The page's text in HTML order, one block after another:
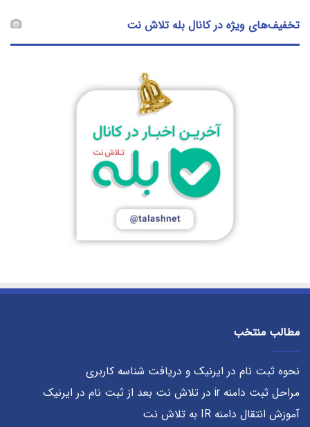
تخفیف‌های ویژه در کانال بله تلاش نت
مطالب منتخب
نحوه ثبت نام در ایرنیک و دریافت شناسه کاربری
مراحل ثبت دامنه ir در تلاش نت بعد از ثبت نام در ایرنیک
آموزش انتقال دامنه IR به تلاش نت